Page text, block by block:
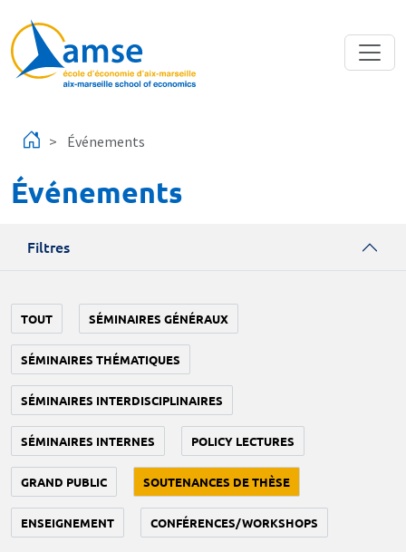
Événements
Événements
Filtres
TOUT SÉMINAIRES GÉNÉRAUX
SÉMINAIRES THÉMATIQUES
SÉMINAIRES INTERDISCIPLINAIRES
SÉMINAIRES INTERNES POLICY LECTURES
GRAND PUBLIC SOUTENANCES DE THÈSE
ENSEIGNEMENT CONFÉRENCES/WORKSHOPS